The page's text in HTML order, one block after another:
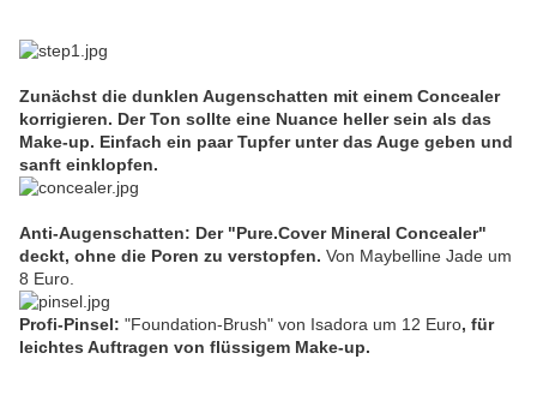
Zunächst die dunklen Augenschatten mit einem Concealer
korrigieren. Der Ton sollte eine Nuance heller sein als das
Make-up. Einfach ein paar Tupfer unter das Auge geben und
sanft einklopfen.
Anti-Augenschatten: Der "Pure.Cover Mineral Concealer"
deckt, ohne die Poren zu verstopfen. Von Maybelline Jade um
8 Euro.
Profi-Pinsel: "Foundation-Brush" von Isadora um 12 Euro, für
leichtes Auftragen von flüssigem Make-up.